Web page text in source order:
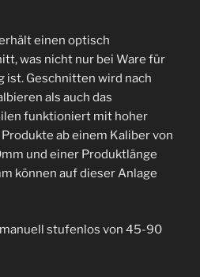
einen optisch
was nicht nur bei Ware für
ist. Geschnitten wird nach
als auch das
funktioniert mit hoher
ab einem Kaliber von
und einer Produktlänge
können auf dieser Anlage
stufenlos von 45-90